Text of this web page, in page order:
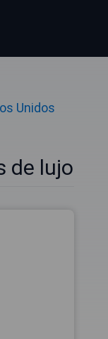
Unidos
de lujo